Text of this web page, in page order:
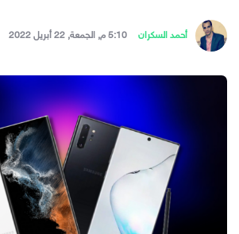
أحمد السكران 5:10 م, الجمعة, 22 أبريل 2022